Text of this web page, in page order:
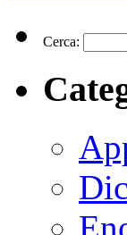
Cerca: